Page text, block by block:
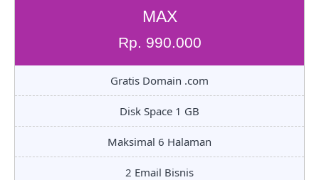
MAX
Rp. 990.000
Gratis Domain .com
Disk Space 1 GB
Maksimal 6 Halaman
2 Email Bisnis